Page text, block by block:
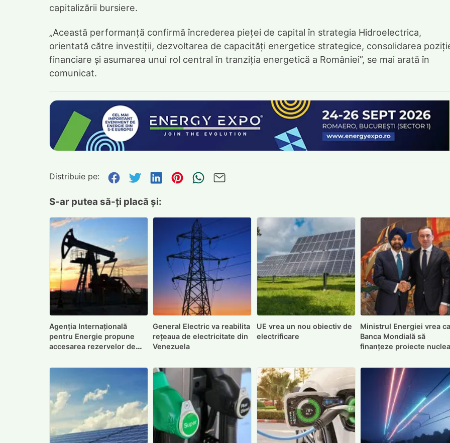
capitalizării bursiere.
„Această performanță confirmă încrederea pieței de capital în strategia Hidroelectrica,
orientată către investiții, dezvoltarea de capacități energetice strategice, consolidarea
financiare și asumarea unui rol central în tranziția energetică a României”, se mai arată în
comunicat.
Distribuie pe: Distribuie pe Facebook
Distribuie pe Twitter
Distribuie pe LinkedIn
Distribuie pe Pinterest
Trimite prin whatsapp
S-ar putea să-ți placă și:
Agenția Internațională
pentru Energie propune
accesarea rezervelor de
General Electric va reabilita
rețeaua de electricitate din
Venezuela
UE vrea un nou obiectiv de
electrificare
Ministrul Energiei vrea
Banca Mondială să
finanțeze proiecte